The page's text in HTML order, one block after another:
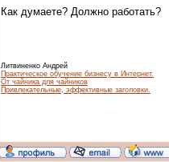
Как думаете? Должно работать?
Литвиненко Андрей
Практическое обучение бизнесу в Интернет.
От чайника для чайников
Привлекательные, эффективные заголовки.